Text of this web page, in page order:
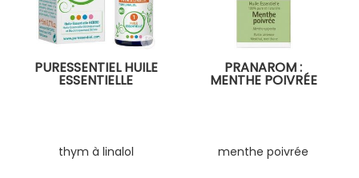
PURESSENTIEL HUILE
ESSENTIELLE
thym à linalol
PRANAROM :
MENTHE POIVRÉE
menthe poivrée